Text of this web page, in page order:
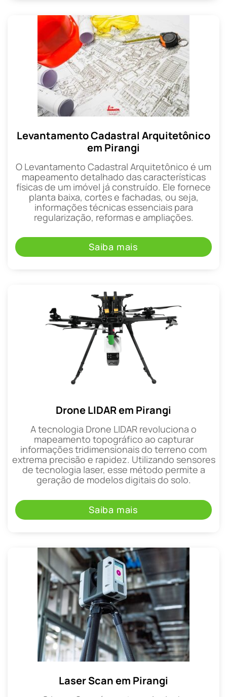
Levantamento Cadastral Arquitetônico
em Pirangi
O Levantamento Cadastral Arquitetônico é um
mapeamento detalhado das características
físicas de um imóvel já construído. Ele fornece
planta baixa, cortes e fachadas, ou seja,
informações técnicas essenciais para
regularização, reformas e ampliações.
Saiba mais
Drone LIDAR em Pirangi
A tecnologia Drone LIDAR revoluciona o
mapeamento topográfico ao capturar
informações tridimensionais do terreno com
extrema precisão e rapidez. Utilizando sensores
de tecnologia laser, esse método permite a
geração de modelos digitais do solo.
Saiba mais
Laser Scan em Pirangi